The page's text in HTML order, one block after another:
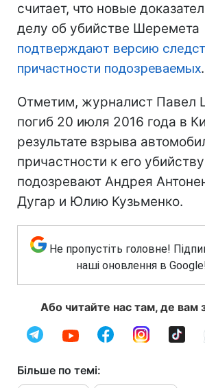
считает, что новые
делу об убийстве Шеремета
подтверждают версию
причастности подозреваемых.
Отметим, журналист Павел
погиб 20 июля 2016 года в
результате взрыва
причастности к его убийству
подозревают Андрея
Дугар и Юлию Кузьменко.
Не пропустіть головне!
наші оновлення в
Або читайте нас там, де вам
Більше по темі: